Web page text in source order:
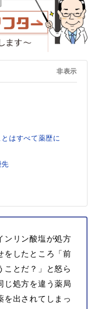
非表示
はすべて薬歴に
ンリン酸塩が処方
をしたところ「前
ことだ？」と怒ら
じ処方を違う薬局
を出されてしまっ